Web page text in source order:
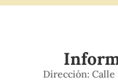
Dirección: Calle